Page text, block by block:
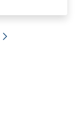
Successiva »